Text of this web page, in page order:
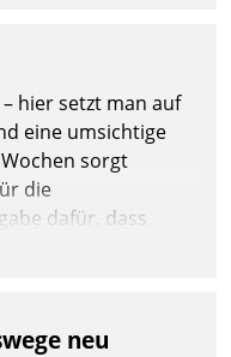
hier setzt man auf
eine umsichtige
sorgt
die
dafür, dass
so es sein muss,
neu